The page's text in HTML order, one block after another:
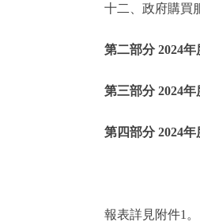
綠色北京
十二、政府購買
第二部分 2024年
第三部分 2024年
第四部分 2024年
報表詳見附件1。